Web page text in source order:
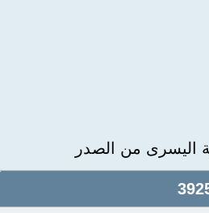
اليسرى من الصدر